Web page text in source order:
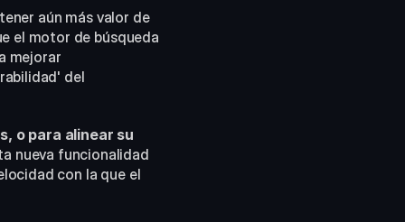
aún más valor de
el motor de búsqueda
mejorar
del
o para alinear su
nueva funcionalidad
con la que el